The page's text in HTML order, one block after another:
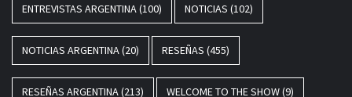
ENTREVISTAS ARGENTINA(100) NOTICIAS (102)
NOTICIAS ARGENTINA(20) RESEÑAS (455)
RESEÑAS ARGENTINA(213) WELCOME TO THE SHOW(9)